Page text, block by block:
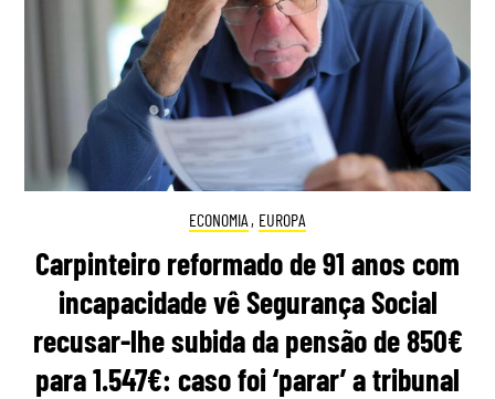
ECONOMIA , EUROPA
Carpinteiro reformado de 91 anos com
incapacidade vê Segurança Social
recusar-lhe subida da pensão de 850€
para 1.547€: caso foi ‘parar’ a tribunal